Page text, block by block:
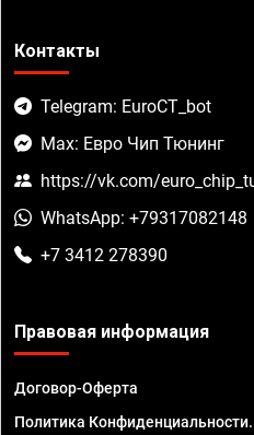
Контакты
Telegram: EuroCT_bot
Max: Евро Чип Тюнинг
https://vk.com/
WhatsApp: +79317082148
+7 3412 278390
Правовая информация
Договор-Оферта
Политика